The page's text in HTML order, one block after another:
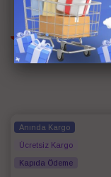
Renk
Siyah
Anında Kargo
Ücretsiz Kargo
Kapıda Ödeme